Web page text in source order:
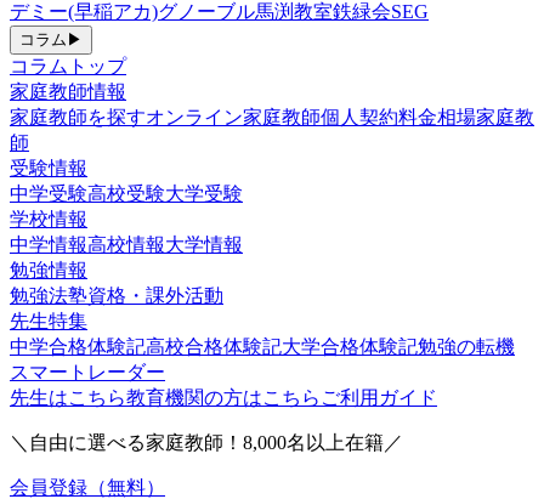
デミー(早稲アカ)グノーブル馬渕教室鉄緑会SEG
コラム ▶
コラムトップ
家庭教師情報
家庭教師を探すオンライン家庭教師個人契約料金相場家庭教
師
受験情報
中学受験高校受験大学受験
学校情報
中学情報高校情報大学情報
勉強情報
勉強法塾資格・課外活動
先生特集
中学合格体験記高校合格体験記大学合格体験記勉強の転機
スマートレーダー
先生はこちら教育機関の方はこちら ご利用ガイド
＼自由に選べる家庭教師！ 8,000名以上在籍／
会員登録（無料）